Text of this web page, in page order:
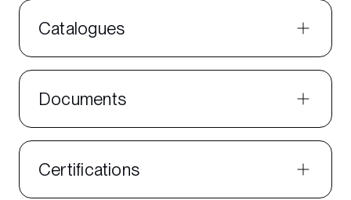
Catalogues
Documents
Certifications